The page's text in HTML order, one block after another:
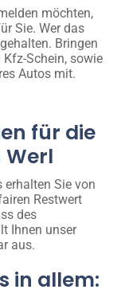
möchten,
Sie. Wer das
Bringen
Schein, sowie
Autos mit.
für die
erhalten Sie von
Restwert
des
Ihnen unser
aus.
in allem: